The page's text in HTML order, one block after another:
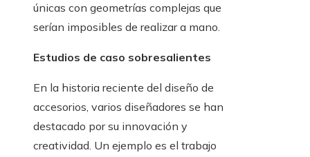
únicas con geometrías complejas que
serían imposibles de realizar a mano.
Estudios de caso sobresalientes
En la historia reciente del diseño de
accesorios, varios diseñadores se han
destacado por su innovación y
creatividad. Un ejemplo es el trabajo